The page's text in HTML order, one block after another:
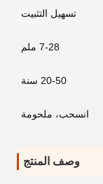
تسهيل التثبيت
7-28 ملم
20-50 سنة
انسحب، ملحومة
وصف المنتج